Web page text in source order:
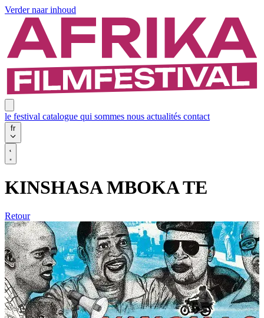
Verder naar inhoud
le festival catalogue qui sommes nous actualités contact
fr
KINSHASA MBOKA TE
Retour